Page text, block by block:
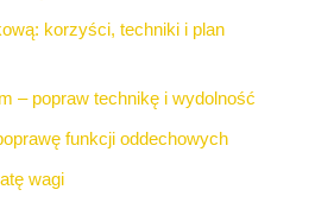
korzyści, techniki i plan
– popraw technikę i wydolność
funkcji oddechowych
wagi